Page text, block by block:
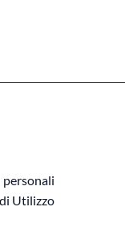
personali
Utilizzo